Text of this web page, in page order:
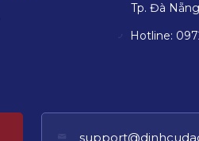
Tp. Đà
Hotline: